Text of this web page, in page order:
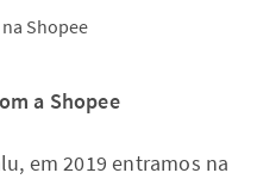
a Shopee
em 2019 entramos na